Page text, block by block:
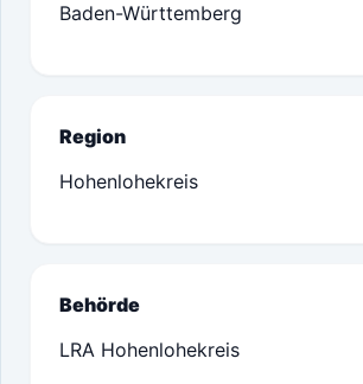
Baden-Württemberg
Region
Hohenlohekreis
Behörde
LRA Hohenlohekreis